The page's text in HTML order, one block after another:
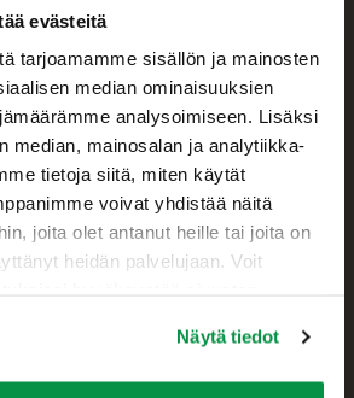
evästeitä
tarjoamamme sisällön ja mainosten
median ominaisuuksien
analysoimiseen. Lisäksi
median, mainosalan ja analytiikka-
tietoja siitä, miten käytät
voivat yhdistää näitä
joita olet antanut heille tai joita on
heidän palvelujaan. Voit
Näytä tiedot